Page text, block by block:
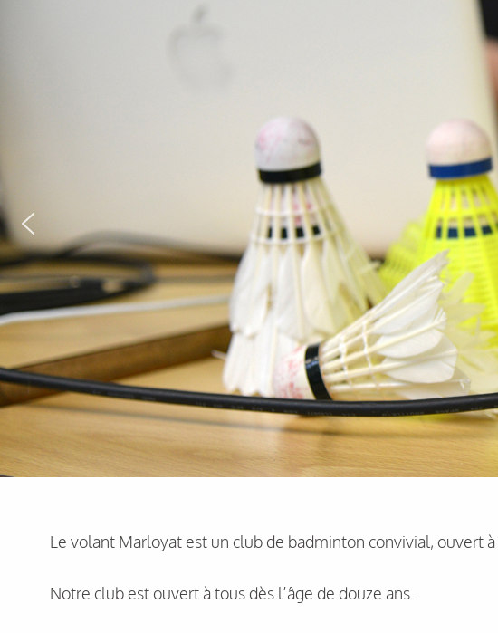
Le volant Marloyat est un club de badminton convivial, ouvert
Notre club est ouvert à tous dès l’âge de douze ans.